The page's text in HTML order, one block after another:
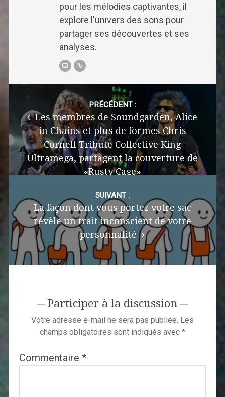
pour les mélodies captivantes, il
explore l'univers des sons pour
partager ses découvertes et ses
analyses.
navigation
PRÉCÉDENT :
Les membres de Soundgarden, Alice
in Chains et plus de formes Chris
Cornell Tribute Collective King
Ultramega, partagent la couverture de
«Rusty Cage»
SUIVANT :
La façon dont vous portez votre sac
révèle un trait inconscient de votre
personnalité
Participer à la discussion
Votre adresse e-mail ne sera pas publiée. Les
champs obligatoires sont indiqués avec *
Commentaire *